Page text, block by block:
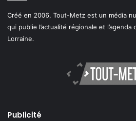
Créé en 2006, Tout-Metz est un média
qui publie l’actualité régionale et
Lorraine.
Publicité